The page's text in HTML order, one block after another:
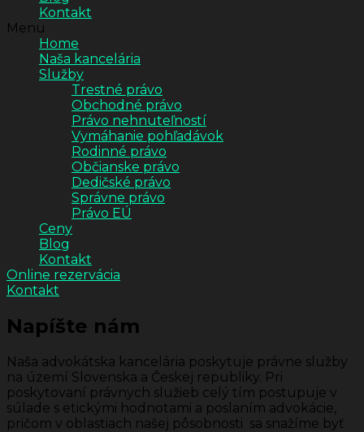
Kontakt
Menu
Home
Naša kancelária
Služby
Trestné právo
Obchodné právo
Právo nehnuteľností
Vymáhanie pohľadávok
Rodinné právo
Občianske právo
Dedičské právo
Správne právo
Právo EÚ
Ceny
Blog
Kontakt
Online rezervácia
Kontakt
Napíšte nám
Naša advokátska kancelária poskytuje právne služby
na území Slovenska a Českej republiky. Pri
poskytovaní právnych služieb celý tím postupuje v
súlade s etickými hodnotami a poslaním advokácie,
pričom v oblastiach našej pôsobnosti sa snažíme byť